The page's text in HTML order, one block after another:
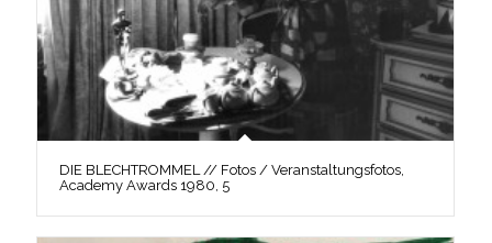
DIE BLECHTROMMEL // Fotos / Veranstaltungsfotos,
Academy Awards 1980, 5